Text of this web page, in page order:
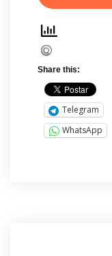
Share this:
Telegram
WhatsApp